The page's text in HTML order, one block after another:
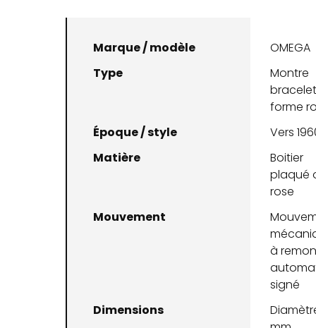
Marque / modèle
OMEGA
Type
Montre
forme
Époque / style
Vers
Matière
Boitier
plaqué
rose
Mouvement
à
signé
Dimensions